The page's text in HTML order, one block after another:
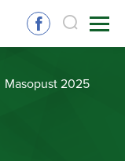
Masopust 2025